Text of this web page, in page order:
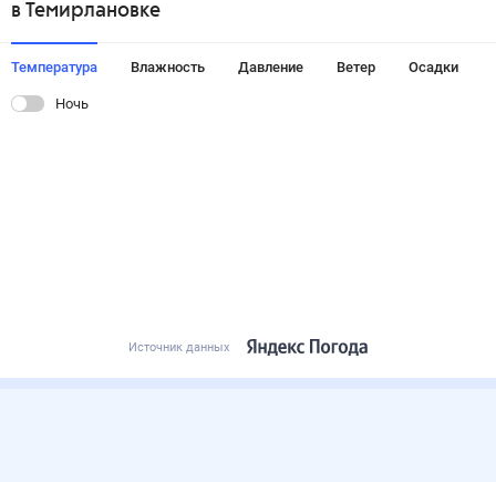
в Темирлановке
Температура Влажность Давление Ветер Осадки
Ночь
Источник данных